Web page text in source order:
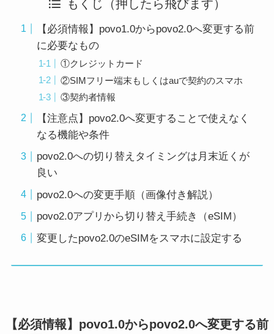
もくじ（押したら飛びます）
【必須情報】povo1.0からpovo2.0へ変更する前
に必要なもの
①クレジットカード
②SIMフリー端末もしくはauで契約のスマホ
③契約者情報
【注意点】povo2.0へ変更することで使えなく
なる機能や条件
povo2.0への切り替えタイミングは月末近くが
良い
povo2.0への変更手順（画像付き解説）
povo2.0アプリから切り替え手続き（eSIM）
変更したpovo2.0のeSIMをスマホに設定する
【必須情報】povo1.0からpovo2.0へ変更する前